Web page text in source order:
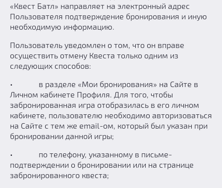
«Квест Батл» направляет на электронный адрес
Пользователя подтверждение бронирования и иную
необходимую информацию.
Пользователь уведомлен о том, что он вправе
осуществить отмену Квеста только одним из
следующих способов:
• в разделе «Мои бронирования» на Сайте в
Личном кабинете Профиля. Для того, чтобы
забронированная игра отобразилась в его личном
кабинете, пользователю необходимо авторизоваться
на Сайте с тем же email-ом, который был указан при
бронировании данной игры;
• по телефону, указанному в письме-
подтверждении о бронировании или на странице
забронированного квеста;